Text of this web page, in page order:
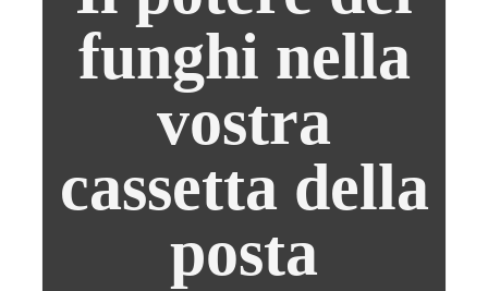
funghi nella
vostra
cassetta della
posta